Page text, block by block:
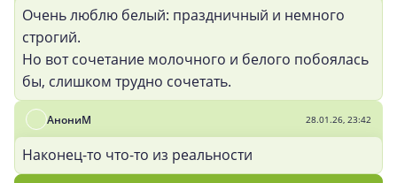
Очень люблю белый: праздничный и немного
строгий.
Но вот сочетание молочного и белого побоялась
бы, слишком трудно сочетать.
АнониМ 28.01.26, 23:42
Наконец-то что-то из реальности